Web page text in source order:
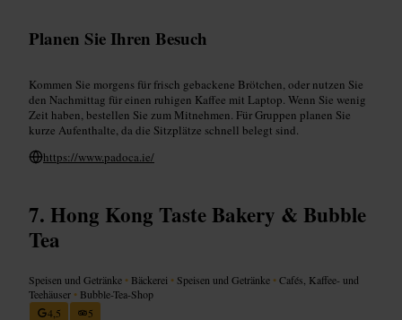
Planen Sie Ihren Besuch
Kommen Sie morgens für frisch gebackene Brötchen, oder nutzen Sie
den Nachmittag für einen ruhigen Kaffee mit Laptop. Wenn Sie wenig
Zeit haben, bestellen Sie zum Mitnehmen. Für Gruppen planen Sie
kurze Aufenthalte, da die Sitzplätze schnell belegt sind.
https://www.padoca.ie/
Hong Kong Taste Bakery & Bubble
Tea
Speisen und Getränke • Bäckerei • Speisen und Getränke •Cafés, Kaffee- und
Teehäuser • Bubble-Tea-Shop
4,5
5